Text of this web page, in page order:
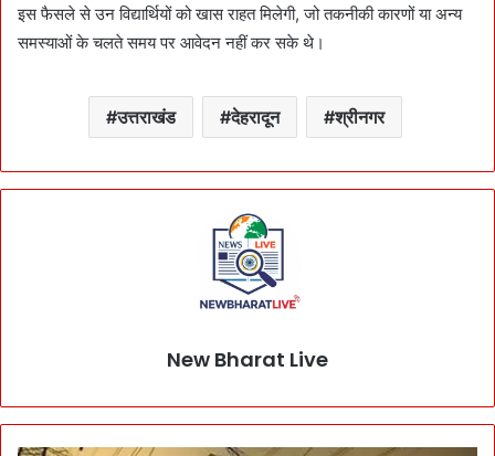
इस फैसले से उन विद्यार्थियों को खास राहत मिलेगी, जो तकनीकी कारणों या अन्य
समस्याओं के चलते समय पर आवेदन नहीं कर सके थे।
उत्तराखंड देहरादून श्रीनगर
New Bharat Live